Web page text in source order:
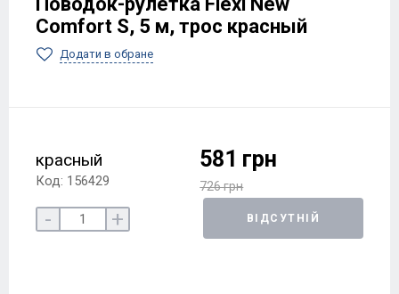
Comfort S, 5 м, трос красный
Додати в обране
красный
Код: 156429
581 грн
726 грн
- + ВІДСУТНІЙ